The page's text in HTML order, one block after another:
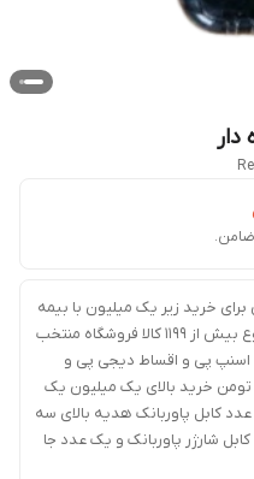
خرید زیر یک میلیون با بیمه
محصول امکان تحویل حضوری با تنوع بیش از 1199 کالا فروشگاه منتخب
اسنپ پی و اقساط دیجی پی و
تومن خرید بالای یک میلیون یک
کابل پاوربانک هدیه بالای سه
شارژر پاوربانک و یک عدد جا